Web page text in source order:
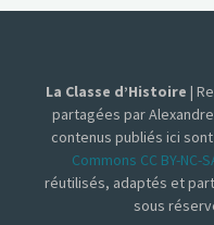
La Classe d’Histoire |
partagées par
contenus publiés ici
Commons CC BY-NC-
réutilisés, adaptés et
sous